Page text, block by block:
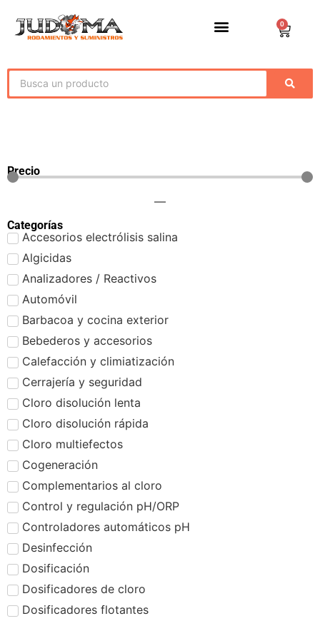
0
Precio
—
Categorías
Accesorios electrólisis salina
Algicidas
Analizadores / Reactivos
Automóvil
Barbacoa y cocina exterior
Bebederos y accesorios
Calefacción y climiatización
Cerrajería y seguridad
Cloro disolución lenta
Cloro disolución rápida
Cloro multiefectos
Cogeneración
Complementarios al cloro
Control y regulación pH/ORP
Controladores automáticos pH
Desinfección
Dosificación
Dosificadores de cloro
Dosificadores flotantes